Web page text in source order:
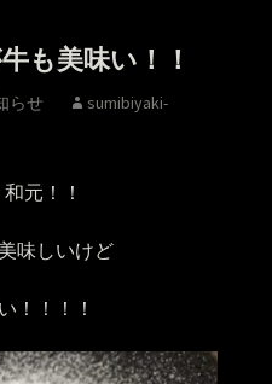
も美味い！！
らせ
sumibiyaki-
元！！
味しいけど
！！！！